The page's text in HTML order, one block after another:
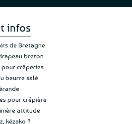
infos
de Bretagne
breton
pour crêperies
beurre salé
pour crêpière
attitude
kézako ?